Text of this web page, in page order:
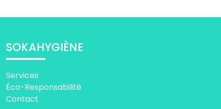
SOKAHYGIÈNE
Services
Éco-Responsabilité
Contact